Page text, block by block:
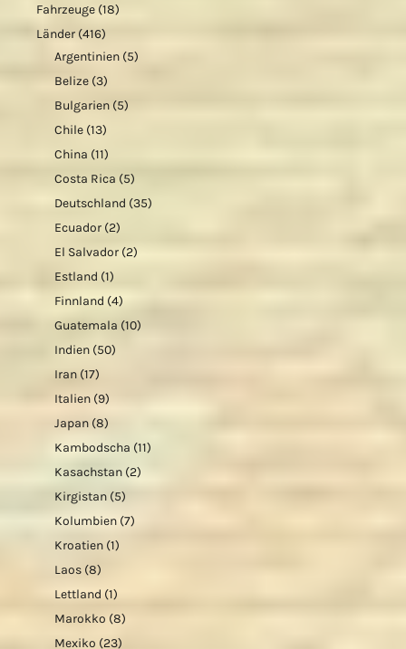
Fahrzeuge (18)
Länder (416)
Argentinien (5)
Belize (3)
Bulgarien (5)
Chile (13)
China (11)
Costa Rica (5)
Deutschland (35)
Ecuador (2)
El Salvador (2)
Estland (1)
Finnland (4)
Guatemala (10)
Indien (50)
Iran (17)
Italien (9)
Japan (8)
Kambodscha (11)
Kasachstan (2)
Kirgistan (5)
Kolumbien (7)
Kroatien (1)
Laos (8)
Lettland (1)
Marokko (8)
Mexiko (23)